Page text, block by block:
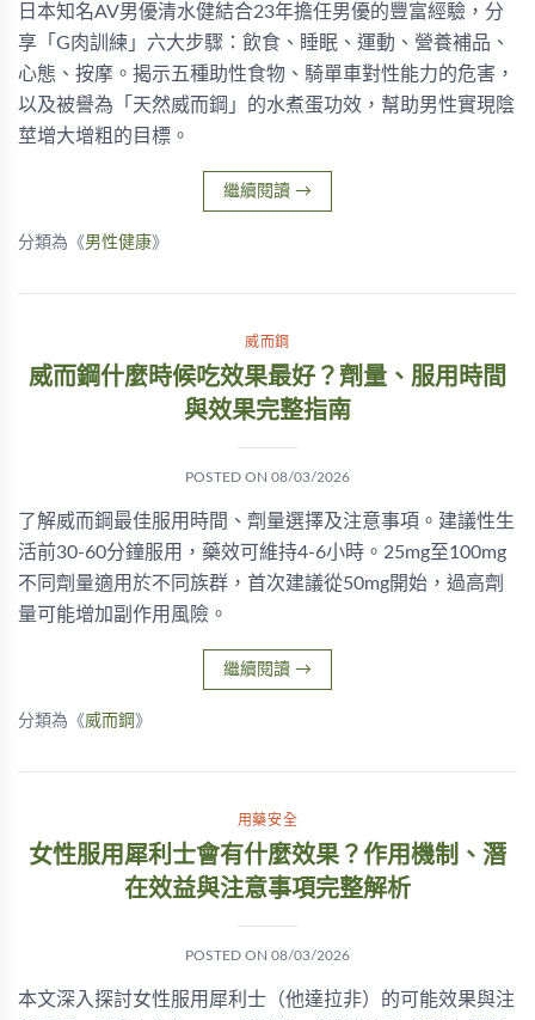
日本知名AV男優清水健結合23年擔任男優的豐富經驗，分
享「G肉訓練」六大步驟：飲食、睡眠、運動、營養補品、
心態、按摩。揭示五種助性食物、騎單車對性能力的危害，
以及被譽為「天然威而鋼」的水煮蛋功效，幫助男性實現陰
莖增大增粗的目標。
繼續閱讀 →
分類為《男性健康》
威而鋼
威而鋼什麼時候吃效果最好？劑量、服用時間
與效果完整指南
POSTED ON 08/03/2026
了解威而鋼最佳服用時間、劑量選擇及注意事項。建議性生
活前30-60分鐘服用，藥效可維持4-6小時。25mg至100mg
不同劑量適用於不同族群，首次建議從50mg開始，過高劑
量可能增加副作用風險。
繼續閱讀 →
分類為《威而鋼 》
用藥安全
女性服用犀利士會有什麼效果？作用機制、潛
在效益與注意事項完整解析
POSTED ON 08/03/2026
本文深入探討女性服用犀利士（他達拉非）的可能效果與注